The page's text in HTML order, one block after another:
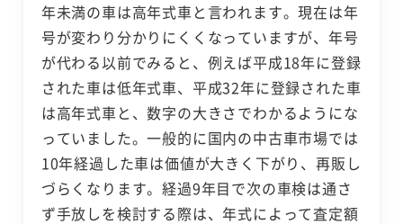
年未満の車は高年式車と言われます。現在は年
号が変わり分かりにくくなっていますが、年号
が代わる以前でみると、例えば平成18年に登録
された車は低年式車、平成32年に登録された車
は高年式車と、数字の大きさでわかるようにな
っていました。一般的に国内の中古車市場では
10年経過した車は価値が大きく下がり、再販し
づらくなります。経過9年目で次の車検は通さ
ず手放しを検討する際は、年式によって査定額